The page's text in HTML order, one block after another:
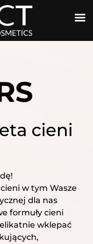
cieni
w tym Wasze
dla nas
formuły cieni
wklepać